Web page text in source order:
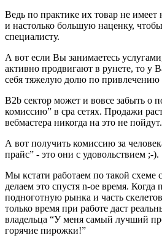
Ведь по практике их товар не имеет
и настолько большую наценку,
специалисту.
А вот если Вы занимаетесь
активно продвигают в рунете, то у
себя тяжелую долю по привлечению
B2b сектор может и вовсе забыть о
комиссию” в сра сетях. Продажи
вебмастера никогда на это не пойдут.
А вот получить комиссию за
прайс” - это они с удовольствием ;-).
Мы кстати работаем по такой схеме
делаем это спустя n-ое время.
подноготную рынка и часть
только время при работе даст
владельца “У меня самый лучший
горячие пирожки!”